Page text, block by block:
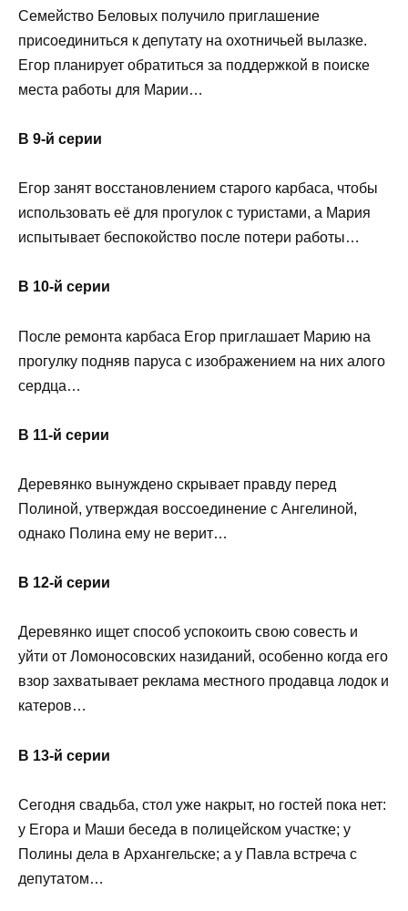
Семейство Беловых получило приглашение
присоединиться к депутату на охотничьей вылазке.
Егор планирует обратиться за поддержкой в поиске
места работы для Марии…
В 9-й серии
Егор занят восстановлением старого карбаса, чтобы
использовать её для прогулок с туристами, а Мария
испытывает беспокойство после потери работы…
В 10-й серии
После ремонта карбаса Егор приглашает Марию на
прогулку подняв паруса с изображением на них алого
сердца…
В 11-й серии
Деревянко вынуждено скрывает правду перед
Полиной, утверждая воссоединение с Ангелиной,
однако Полина ему не верит…
В 12-й серии
Деревянко ищет способ успокоить свою совесть и
уйти от Ломоносовских назиданий, особенно когда его
взор захватывает реклама местного продавца лодок и
катеров…
В 13-й серии
Сегодня свадьба, стол уже накрыт, но гостей пока нет:
у Егора и Маши беседа в полицейском участке; у
Полины дела в Архангельске; а у Павла встреча с
депутатом…